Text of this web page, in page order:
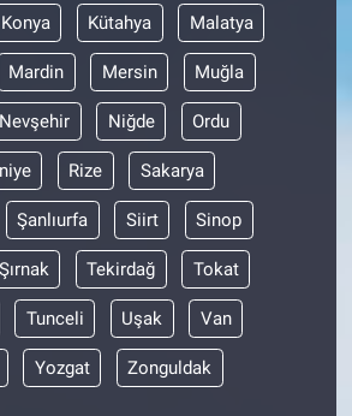
Konya Kütahya Malatya
Mardin Mersin Muğla
Nevşehir Niğde Ordu
Rize Sakarya
Şanlıurfa Siirt Sinop
Şırnak Tekirdağ Tokat
Tunceli Uşak Van
Yozgat Zonguldak